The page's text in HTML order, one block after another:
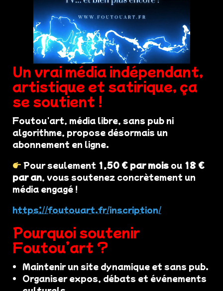
Un vrai média indépendant,
artistique et satirique, ça
se soutient !
Foutou'art, média libre, sans pub ni
algorithme, propose désormais un
abonnement en ligne.
Pour seulement 1,50 € par mois ou 18 €
par an, vous soutenez concrètement un
média engagé !
https://foutouart.fr/inscription/
Pourquoi soutenir
Foutou’art ?
Maintenir un site dynamique et sans pub.
Organiser expos, débats et événements